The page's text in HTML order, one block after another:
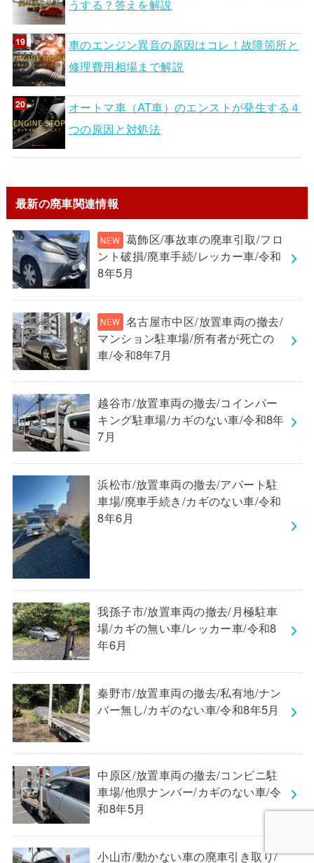
うする？答えを解説
車のエンジン異音の原因はコレ！故障箇所と
修理費用相場まで解説
オートマ車（AT車）のエンストが発生する４
つの原因と対処法
最新の廃車関連情報
葛飾区/事故車の廃車引取/フロ
ント破損/廃車手続/レッカー車/令和
8年5月
名古屋市中区/放置車両の撤去/
マンション駐車場/所有者が死亡の
車/令和8年7月
越谷市/放置車両の撤去/コインパー
キング駐車場/カギのない車/令和8年
7月
浜松市/放置車両の撤去/アパート駐
車場/廃車手続き/カギのない車/令和
8年6月
我孫子市/放置車両の撤去/月極駐車
場/カギの無い車/レッカー車/令和8
年6月
秦野市/放置車両の撤去/私有地/ナン
バー無し/カギのない車/令和8年5月
中原区/放置車両の撤去/コンビニ駐
車場/他県ナンバー/カギのない車/令
和8年5月
小山市/動かない車の廃車引き取り/